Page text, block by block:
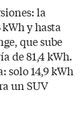
la
y hasta
que sube
de 81,4 kWh.
solo 14,9 kWh
un SUV